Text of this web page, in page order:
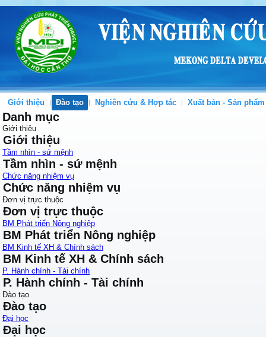
Giới thiệu Đào tạo Nghiên cứu & Hợp tác Xuất bản - Sản phẩm
Danh mục
Giới thiệu
Giới thiệu
Tầm nhìn - sứ mệnh
Tầm nhìn - sứ mệnh
Chức năng nhiệm vụ
Chức năng nhiệm vụ
Đơn vị trực thuộc
Đơn vị trực thuộc
BM Phát triển Nông nghiệp
BM Phát triển Nông nghiệp
BM Kinh tế XH & Chính sách
BM Kinh tế XH & Chính sách
P. Hành chính - Tài chính
P. Hành chính - Tài chính
Đào tạo
Đào tạo
Đại học
Đại học